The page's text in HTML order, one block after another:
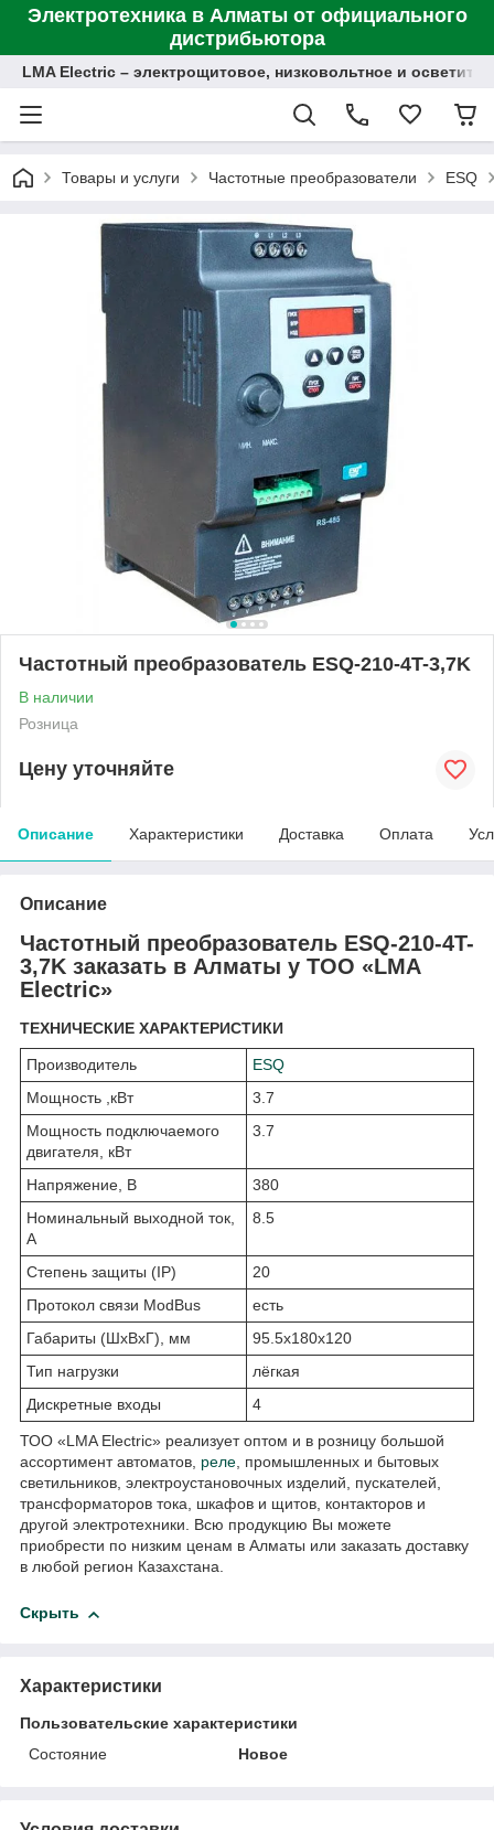
Электротехника в Алматы от официального
дистрибьютора
LMA Electric – электрощитовое, низковольтное и
Товары и услуги Частотные преобразователи ESQ
Частотный преобразователь ESQ-210-4T-3,7K
В наличии
Розница
Цену уточняйте
Описание Характеристики Доставка Оплата
Описание
Частотный преобразователь ESQ-210-4T-
3,7K заказать в Алматы у ТОО «LMA
Electric»
ТЕХНИЧЕСКИЕ ХАРАКТЕРИСТИКИ
Производитель
ESQ
Мощность ,кВт
3.7
Мощность подключаемого
двигателя, кВт
3.7
Напряжение, В
380
Номинальный выходной ток,
А
8.5
Степень защиты (IP)
20
Протокол связи ModBus
есть
Габариты (ШхВхГ), мм
95.5x180x120
Тип нагрузки
лёгкая
Дискретные входы
4
ТОО «LMA Electric» реализует оптом и в розницу большой
ассортимент автоматов, реле, промышленных и бытовых
светильников, электроустановочных изделий, пускателей,
трансформаторов тока, шкафов и щитов, контакторов и
другой электротехники. Всю продукцию Вы можете
приобрести по низким ценам в Алматы или заказать доставку
в любой регион Казахстана.
Скрыть
Характеристики
Пользовательские характеристики
Состояние
Новое